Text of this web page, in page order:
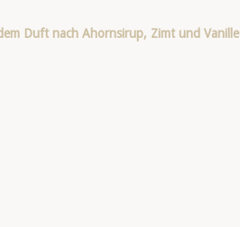
Duft nach Ahornsirup, Zimt und Vanille